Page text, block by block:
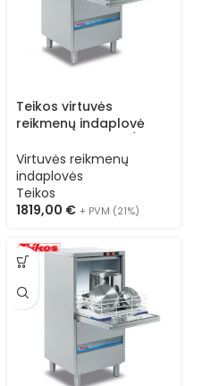
Teikos virtuvės
reikmenų indaplovė
programos 3N
Virtuvės reikmenų
indaplovės
Teikos
1819,00 € + PVM (21%)